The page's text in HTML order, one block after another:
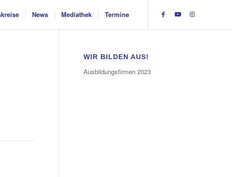
News Mediathek Termine
WIR BILDEN AUS!
Ausbildungsfirmen 2023